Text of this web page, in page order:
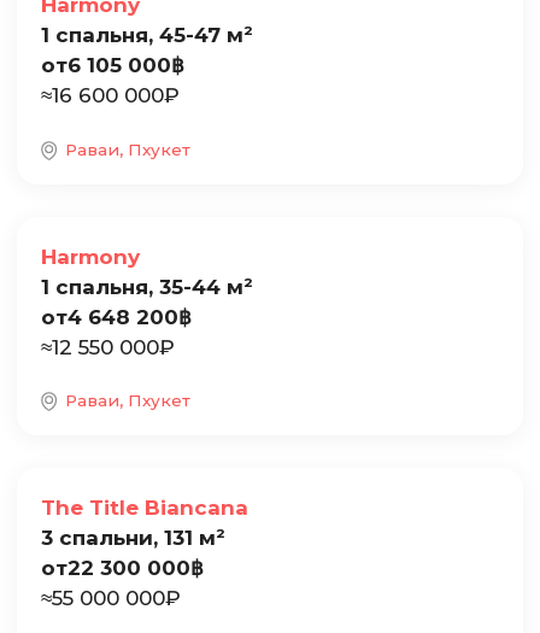
Harmony
1 спальня, 45-47 м²
от6 105 000฿
≈16 600 000₽
Раваи, Пхукет
Harmony
1 спальня, 35-44 м²
от4 648 200฿
≈12 550 000₽
Раваи, Пхукет
The Title Biancana
3 спальни, 131 м²
от22 300 000฿
≈55 000 000₽